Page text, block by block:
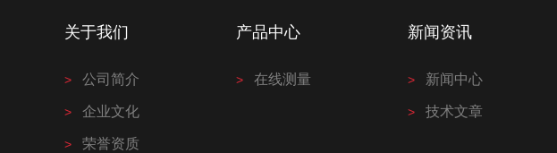
关于我们
公司简介
企业文化
荣誉资质
产品中心
在线测量
新闻资讯
新闻中心
技术文章